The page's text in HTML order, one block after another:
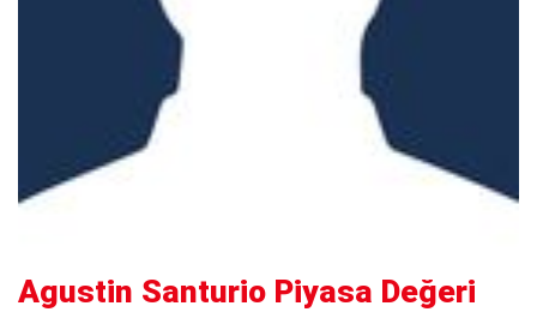
Agustin Santurio Piyasa Değeri